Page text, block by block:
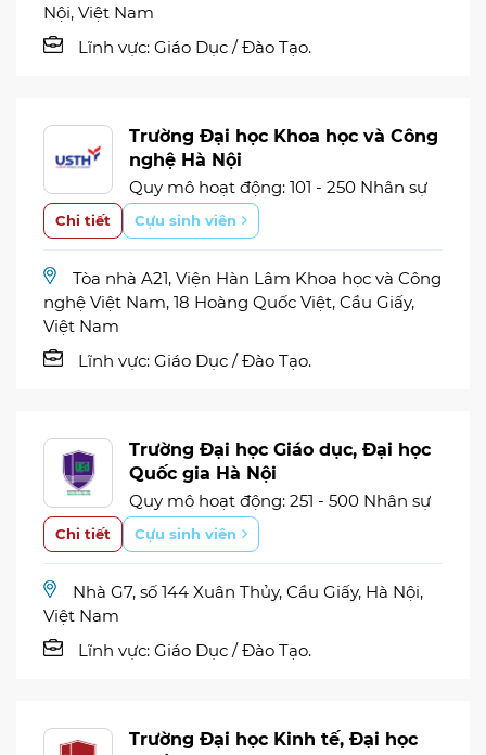
Nội, Việt Nam
Lĩnh vực: Giáo Dục / Đào Tạo.
Trường Đại học Khoa học và Công
nghệ Hà Nội
Quy mô hoạt động: 101 - 250 Nhân sự
Chi tiết Cựu sinh viên
Tòa nhà A21, Viện Hàn Lâm Khoa học và Công
nghệ Việt Nam, 18 Hoàng Quốc Việt, Cầu Giấy,
Việt Nam
Lĩnh vực: Giáo Dục / Đào Tạo.
Trường Đại học Giáo dục, Đại học
Quốc gia Hà Nội
Quy mô hoạt động: 251 - 500 Nhân sự
Chi tiết Cựu sinh viên
Nhà G7, số 144 Xuân Thủy, Cầu Giấy, Hà Nội,
Việt Nam
Lĩnh vực: Giáo Dục / Đào Tạo.
Trường Đại học Kinh tế, Đại học